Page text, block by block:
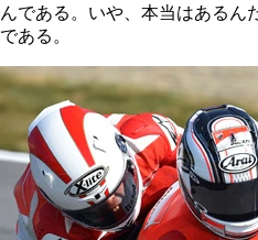
んである。いや、本当はあるん
である。